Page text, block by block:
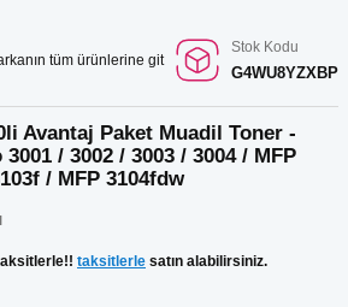
tüm ürünlerine git
Stok Kodu
G4WU8YZXBP
Avantaj Paket Muadil Toner -
/ 3002 / 3003 / 3004 / MFP
/ MFP 3104fdw
taksitlerle satın alabilirsiniz.